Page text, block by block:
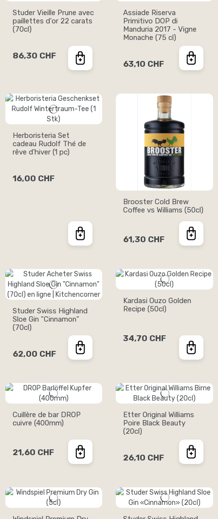
Studer Vieille Prune avec
paillettes d'or 22 carats
(70cl)
86,30 CHF
Assiade Riserva
Primitivo DOP di
Manduria 2017 - Vigne
Monache (75 cl)
63,10 CHF
Herboristeria Set
cadeau Rudolf Thé de
rêve d'hiver (1 pc)
16,00 CHF
Brooster Cold Brew
Coffee vs Williams (50cl)
61,30 CHF
Studer Swiss Highland
Sloe Gin "Cinnamon"
(70cl)
62,00 CHF
Kardasi Ouzo Golden
Recipe (50cl)
34,70 CHF
Cuillère de bar DROP
cuivre (400mm)
21,60 CHF
Etter Original Williams
Poire Black Beauty
(20cl)
26,10 CHF